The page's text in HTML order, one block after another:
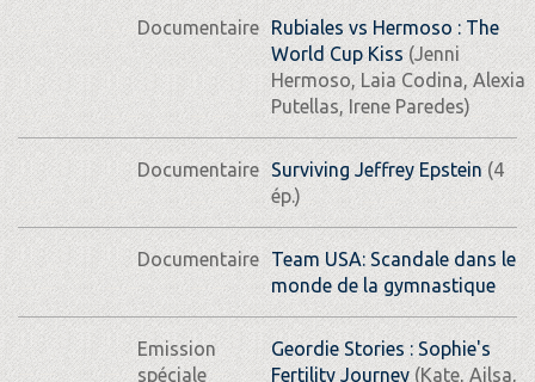
Documentaire Rubiales vs Hermoso : The
World Cup Kiss(Jenni
Hermoso, Laia Codina, Alexia
Putellas, Irene Paredes)
Documentaire Surviving Jeffrey Epstein(4
ép.)
Documentaire
Team USA: Scandale dans le
monde de la gymnastique
Emission
spéciale
Geordie Stories : Sophie's
Fertility Journey (Kate, Ailsa,